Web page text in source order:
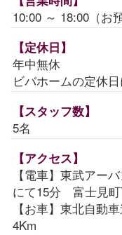
10:00 ～ 18:00（お
【定休日】
年中無休
ビバホームの定休
【スタッフ数】
5名
【アクセス】
【電車】東武アー
にて15分 富士見町
【お車】東北自動
4Km